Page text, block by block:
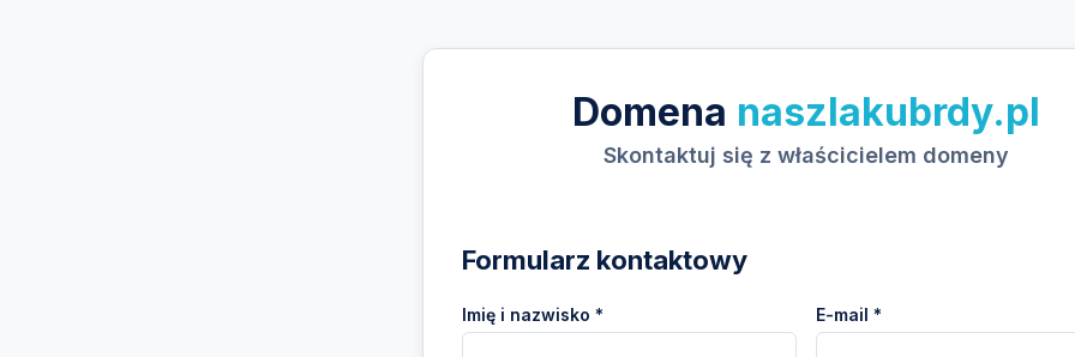
Domena naszlakubrdy.pl
Skontaktuj się z właścicielem domeny
Formularz kontaktowy
Imię i nazwisko * E-mail *